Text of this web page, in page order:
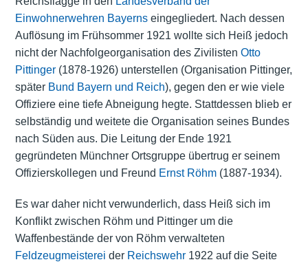
Einwohnerwehren Bayernseingegliedert. Nach dessen
Auflösung im Frühsommer 1921 wollte sich Heiß jedoch
nicht der Nachfolgeorganisation des Zivilisten Otto
Pittinger(1878-1926) unterstellen (Organisation Pittinger,
später Bund Bayern und Reich), gegen den er wie viele
Offiziere eine tiefe Abneigung hegte. Stattdessen blieb er
selbständig und weitete die Organisation seines Bundes
nach Süden aus. Die Leitung der Ende 1921
gegründeten Münchner Ortsgruppe übertrug er seinem
Offizierskollegen und Freund Ernst Röhm(1887-1934).
Es war daher nicht verwunderlich, dass Heiß sich im
Konflikt zwischen Röhm und Pittinger um die
Waffenbestände der von Röhm verwalteten
Feldzeugmeisterei der Reichswehr1922 auf die Seite